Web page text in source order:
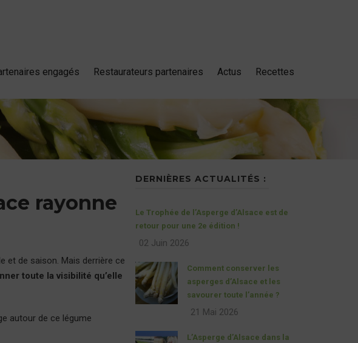
engagés Restaurateurs partenaires Actus Recettes
rayonne
et de saison. Mais derrière ce
toute la visibilité qu’elle
autour de ce légume
DERNIÈRES ACTUALITÉS :
Le Trophée de l’Asperge d’Alsace est de
retour pour une 2e édition !
02 Juin 2026
Comment conserver les
asperges d’Alsace et les
savourer toute l’année ?
21 Mai 2026
L’Asperge d’Alsace dans la